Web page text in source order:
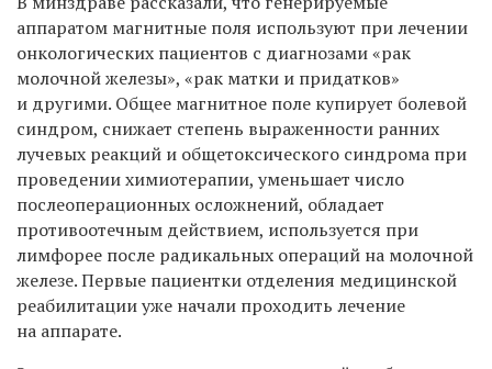
аппаратом магнитные поля используют при лечении
онкологических пациентов с диагнозами «рак
молочной железы», «рак матки и придатков»
и другими. Общее магнитное поле купирует болевой
синдром, снижает степень выраженности ранних
лучевых реакций и общетоксического синдрома при
проведении химиотерапии, уменьшает число
послеоперационных осложнений, обладает
противоотечным действием, используется при
лимфорее после радикальных операций на молочной
железе. Первые пациентки отделения медицинской
реабилитации уже начали проходить лечение
на аппарате.